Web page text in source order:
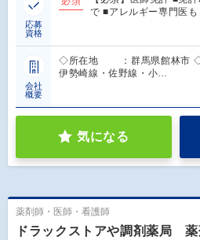
応募
資格
で ■アレルギー専門医
会社
概要
◇所在地 ：群馬県館林市 ◇
伊勢崎線・佐野線・小…
気になる
薬剤師・医師・看護師
ドラックストアや調剤薬局